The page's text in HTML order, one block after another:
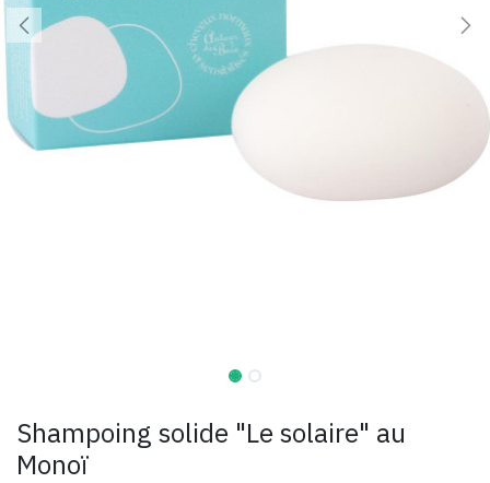
Shampoing solide "Le solaire" au
Monoï